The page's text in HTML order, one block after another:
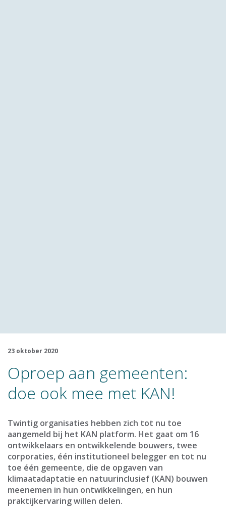
23 oktober 2020
Oproep aan gemeenten:
doe ook mee met KAN!
Twintig organisaties hebben zich tot nu toe
aangemeld bij het KAN platform. Het gaat om 16
ontwikkelaars en ontwikkelende bouwers, twee
corporaties, één institutioneel belegger en tot nu
toe één gemeente, die de opgaven van
klimaatadaptatie en natuurinclusief (KAN) bouwen
meenemen in hun ontwikkelingen, en hun
praktijkervaring willen delen.